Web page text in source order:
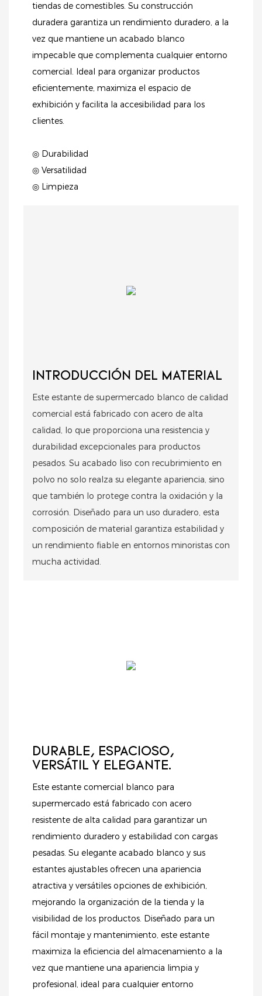
tiendas de comestibles. Su construcción
duradera garantiza un rendimiento duradero, a la
vez que mantiene un acabado blanco
impecable que complementa cualquier entorno
comercial. Ideal para organizar productos
eficientemente, maximiza el espacio de
exhibición y facilita la accesibilidad para los
clientes.
◎ Durabilidad
◎ Versatilidad
◎ Limpieza
INTRODUCCIÓN DEL MATERIAL
Este estante de supermercado blanco de calidad
comercial está fabricado con acero de alta
calidad, lo que proporciona una resistencia y
durabilidad excepcionales para productos
pesados. Su acabado liso con recubrimiento en
polvo no solo realza su elegante apariencia, sino
que también lo protege contra la oxidación y la
corrosión. Diseñado para un uso duradero, esta
composición de material garantiza estabilidad y
un rendimiento fiable en entornos minoristas con
mucha actividad.
DURABLE, ESPACIOSO,
VERSÁTIL Y ELEGANTE.
Este estante comercial blanco para
supermercado está fabricado con acero
resistente de alta calidad para garantizar un
rendimiento duradero y estabilidad con cargas
pesadas. Su elegante acabado blanco y sus
estantes ajustables ofrecen una apariencia
atractiva y versátiles opciones de exhibición,
mejorando la organización de la tienda y la
visibilidad de los productos. Diseñado para un
fácil montaje y mantenimiento, este estante
maximiza la eficiencia del almacenamiento a la
vez que mantiene una apariencia limpia y
profesional, ideal para cualquier entorno